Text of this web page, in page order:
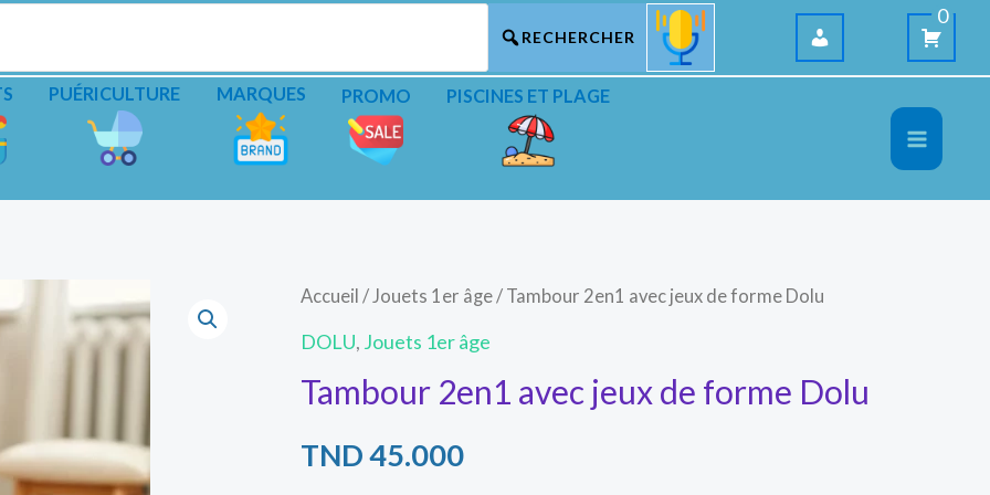
0
PUÉRICULTURE MARQUES PROMO PISCINES ET PLAGE
Accueil /Jouets 1er âge/ Tambour 2en1 avec jeux de forme Dolu
DOLU, Jouets 1er âge
Tambour 2en1 avec jeux de forme Dolu
TND45.000